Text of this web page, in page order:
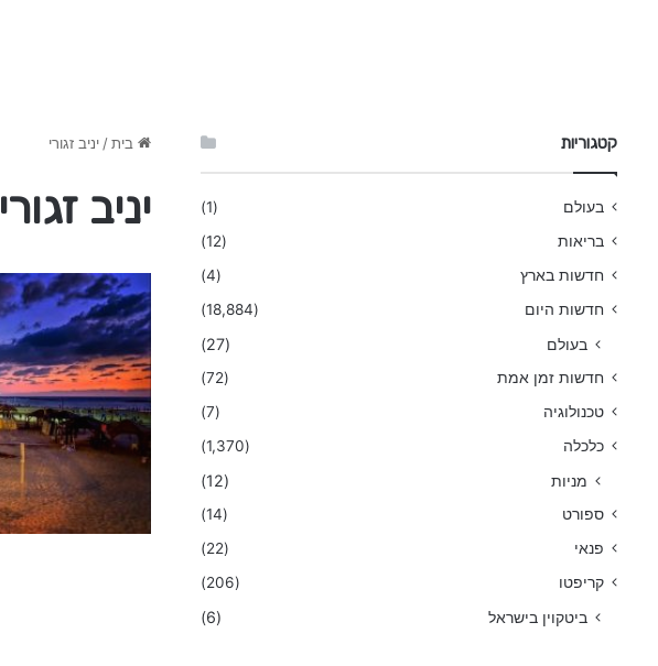
בית / יניב זגורי
יניב זגורי
קטגוריות
בעולם
(1)
בריאות
(12)
חדשות בארץ
(4)
חדשות היום
(18,884)
בעולם (27)
חדשות זמן אמת
(72)
טכנולוגיה
(7)
כלכלה
(1,370)
מניות (12)
ספורט
(14)
פנאי
(22)
קריפטו
(206)
ביטקוין בישראל (6)